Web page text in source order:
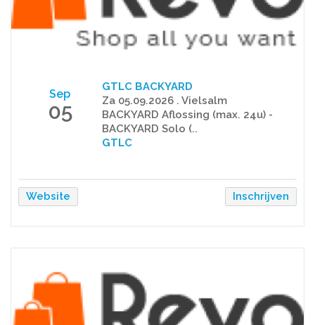
Sep
05
GTLC BACKYARD
Za 05.09.2026 . Vielsalm
BACKYARD Aflossing (max. 24u) -
BACKYARD Solo (..
GTLC
Website Inschrijven